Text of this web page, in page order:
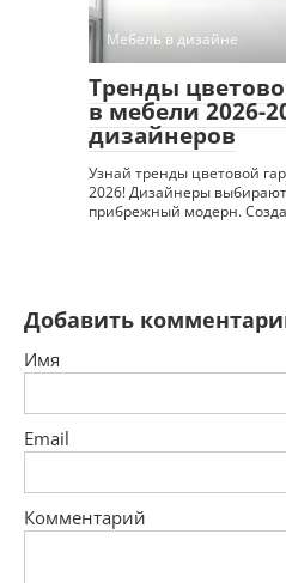
Мебель в дизайне
Тренды
в мебели 2026-
дизайнеров
Узнай тренды цветовой
2026! Дизайнеры
прибрежный модерн.
Добавить
Имя
Email
Комментарий